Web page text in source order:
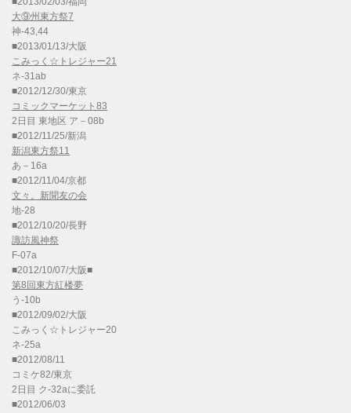
大⑨州東方祭7
神-43,44
■2013/01/13/大阪
こみっく☆トレジャー21
ネ-31ab
■2012/12/30/東京
コミックマーケット83
2日目 東地区 ア－08b
■2012/11/25/新潟
新潟東方祭11
あ－16a
■2012/11/04/京都
文々。新聞友の会
地-28
■2012/10/20/長野
諏訪風神祭
F-07a
■2012/10/07/大阪■
第8回東方紅楼夢
う-10b
■2012/09/02/大阪
こみっく☆トレジャー20
ネ-25a
■2012/08/11
コミケ82/東京
2日目 ク-32aに委託
■2012/06/03